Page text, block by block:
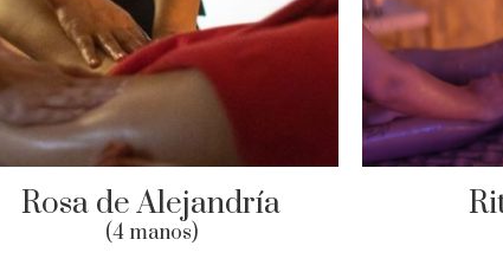
Rosa de Alejandría
(4 manos)